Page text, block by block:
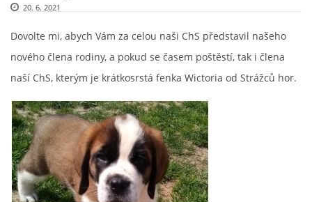
O NÁS
STANDARD
ŠTĚŇATA
VÝSTAVNÍ ÚSPĚCHY NAŠÍ CHS
20. 6. 2021
Dovolte mi, abych Vám za celou naši ChS představil našeho
nového člena rodiny, a pokud se časem poštěstí, tak i člena
naší ChS, kterým je krátkosrstá fenka Wictoria od Strážců hor.